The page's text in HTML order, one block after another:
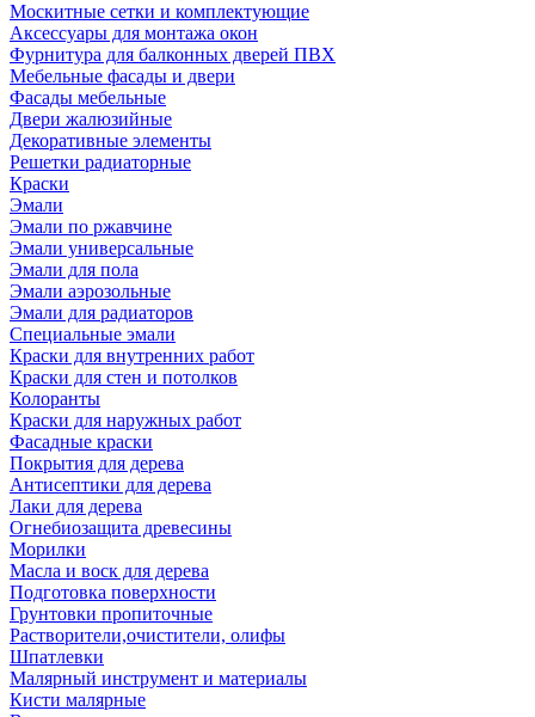
Москитные сетки и комплектующие
Аксессуары для монтажа окон
Фурнитура для балконных дверей ПВХ
Мебельные фасады и двери
Фасады мебельные
Двери жалюзийные
Декоративные элементы
Решетки радиаторные
Краски
Эмали
Эмали по ржавчине
Эмали универсальные
Эмали для пола
Эмали аэрозольные
Эмали для радиаторов
Специальные эмали
Краски для внутренних работ
Краски для стен и потолков
Колоранты
Краски для наружных работ
Фасадные краски
Покрытия для дерева
Антисептики для дерева
Лаки для дерева
Огнебиозащита древесины
Морилки
Масла и воск для дерева
Подготовка поверхности
Грунтовки пропиточные
Растворители,очистители, олифы
Шпатлевки
Малярный инструмент и материалы
Кисти малярные